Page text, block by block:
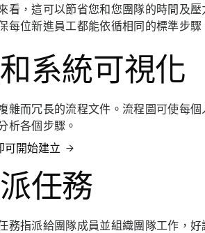
，這可以節省您和您團隊的時間及壓
位新進員工都能依循相同的標準步驟
系統可視化
雜而冗長的流程文件。流程圖可使每個
析各個步驟。
可開始建立
任務
務指派給團隊成員並組織團隊工作，好